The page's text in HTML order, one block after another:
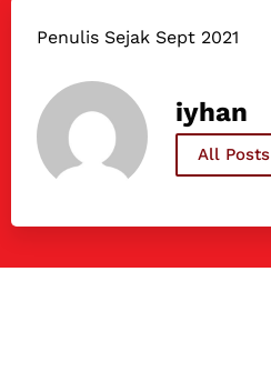
Penulis Sejak Sept 2021
iyhan
All Posts